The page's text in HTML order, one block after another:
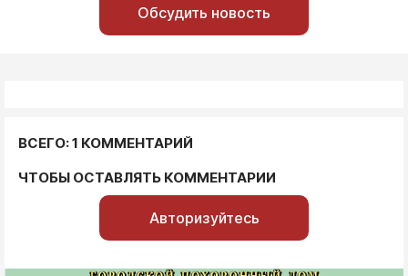
Обсудить новость
ВСЕГО: 1 КОММЕНТАРИЙ
ЧТОБЫ ОСТАВЛЯТЬ КОММЕНТАРИИ
Авторизуйтесь